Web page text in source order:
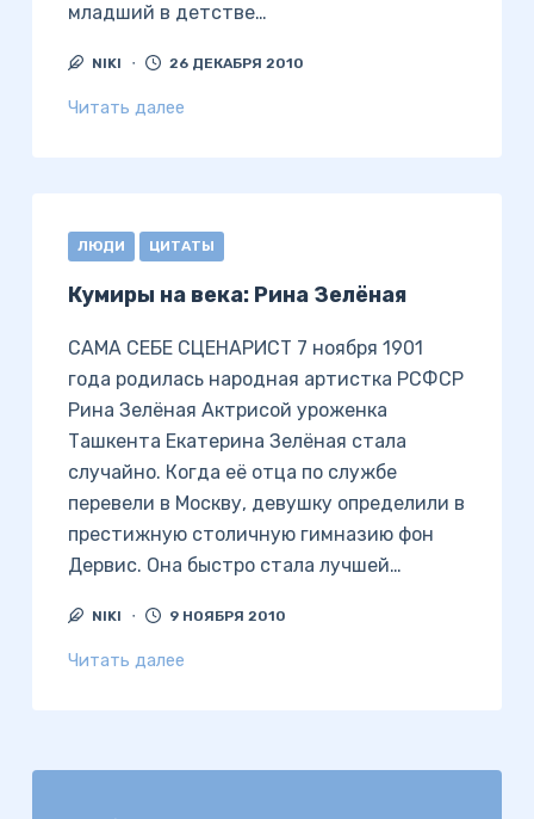
младший в детстве…
NIKI 26 ДЕКАБРЯ 2010
Читать далее
ЛЮДИ ЦИТАТЫ
Кумиры на века: Рина Зелёная
САМА СЕБЕ СЦЕНАРИСТ 7 ноября 1901
года родилась народная артистка РСФСР
Рина Зелёная Актрисой уроженка
Ташкента Екатерина Зелёная стала
случайно. Когда её отца по службе
перевели в Москву, девушку определили в
престижную столичную гимназию фон
Дервис. Она быстро стала лучшей…
NIKI 9 НОЯБРЯ 2010
Читать далее